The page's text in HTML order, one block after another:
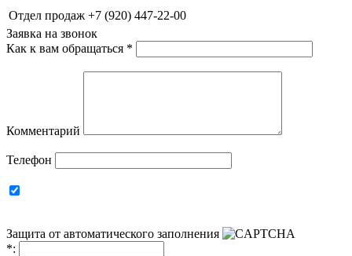
Отдел продаж +7 (920) 447-22-00
Заявка на звонок
Как к вам обращаться *
Комментарий
Телефон
Защита от автоматического заполнения
*: